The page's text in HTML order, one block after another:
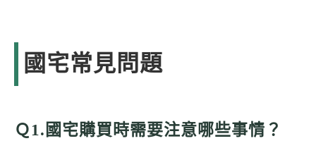
國宅常見問題
Ｑ1.國宅購買時需要注意哪些事情？